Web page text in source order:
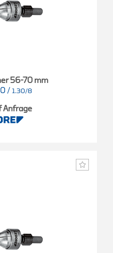
56-70 mm
/ 1.30/8
Anfrage